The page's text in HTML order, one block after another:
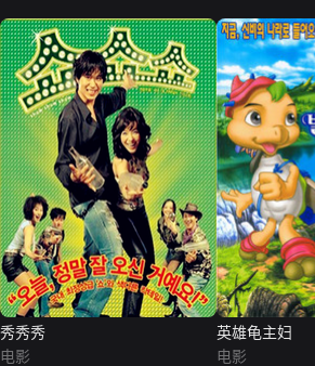
秀秀秀
电影
英雄龟主妇
电影